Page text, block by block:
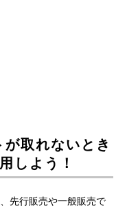
取れないとき
しよう！
先行販売や一般販売で